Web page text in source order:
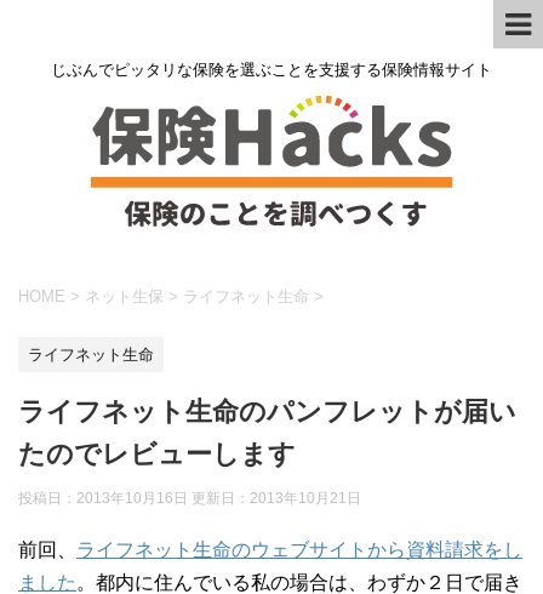
じぶんでピッタリな保険を選ぶことを支援する保険情報サイト
HOME > ネット生保 > ライフネット生命 >
ライフネット生命
ライフネット生命のパンフレットが届い
たのでレビューします
投稿日：2013年10月16日 更新日： 2013年10月21日
前回、 ライフネット生命のウェブサイトから資料請求をし
ました 。都内に住んでいる私の場合は、わずか２日で届き